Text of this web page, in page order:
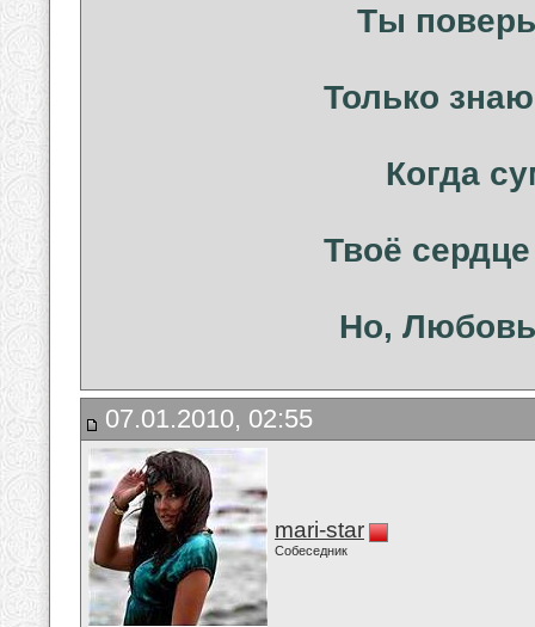
Ты
Только
Когда
Твоё
Но,
07.01.2010, 02:55
mari-star
Собеседник